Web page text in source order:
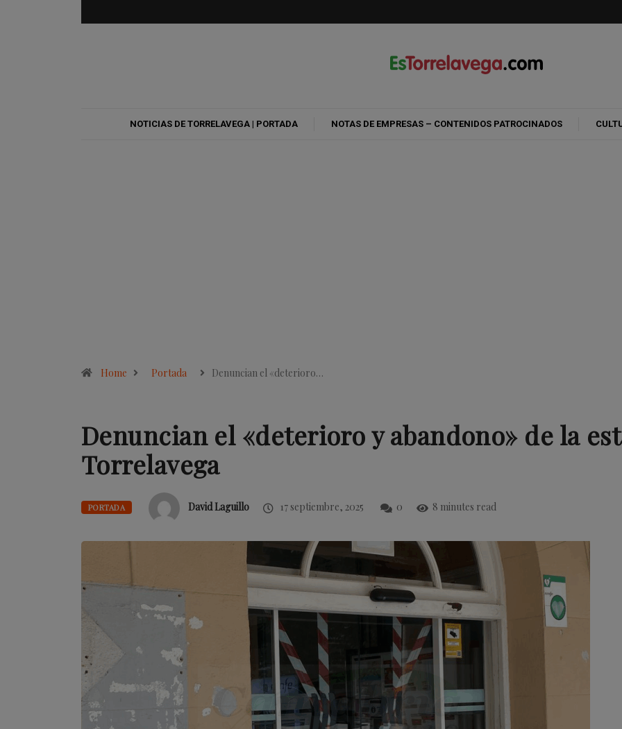
NOTICIAS DE TORRELAVEGA | PORTADA NOTAS DE EMPRESAS – CONTENIDOS PATROCINADOS
Home Portada Denuncian el «deterioro…
Denuncian el «deterioro y abandono» de la
Torrelavega
PORTADA David Laguillo 17 septiembre, 2025 0 8 minutes read